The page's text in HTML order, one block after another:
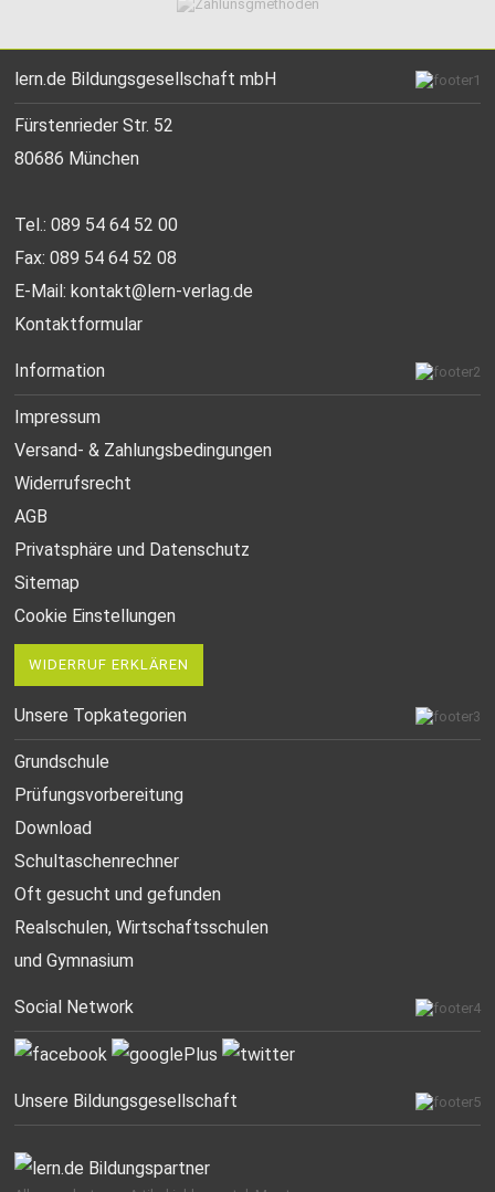
lern.de Bildungsgesellschaft mbH
Fürstenrieder Str. 52
80686 München
Tel.: 089 54 64 52 00
Fax: 089 54 64 52 08
E-Mail:kontakt@lern-verlag.de
Kontaktformular
Information
Impressum
Versand- & Zahlungsbedingungen
Widerrufsrecht
AGB
Privatsphäre und Datenschutz
Sitemap
Cookie Einstellungen
WIDERRUF ERKLÄREN
Unsere Topkategorien
Grundschule
Prüfungsvorbereitung
Download
Schultaschenrechner
Oft gesucht und gefunden
Realschulen,Wirtschaftsschulen
und Gymnasium
Social Network
Unsere Bildungsgesellschaft